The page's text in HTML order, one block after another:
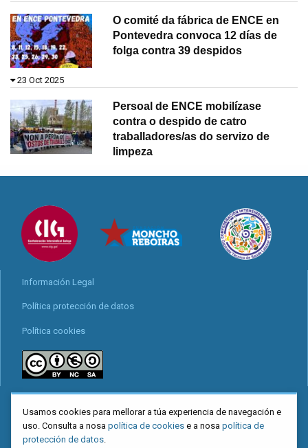
O comité da fábrica de ENCE en
Pontevedra convoca 12 días de
folga contra 39 despidos
23 Oct 2025
Persoal de ENCE mobilízase
contra o despido de catro
traballadores/as do servizo de
limpeza
Información Legal
Política protección de datos
Política cookies
Mapa web
Usamos cookies para mellorar a túa experiencia de navegación e
uso. Consulta a nosa política de cookies e a nosa política de
protección de datos